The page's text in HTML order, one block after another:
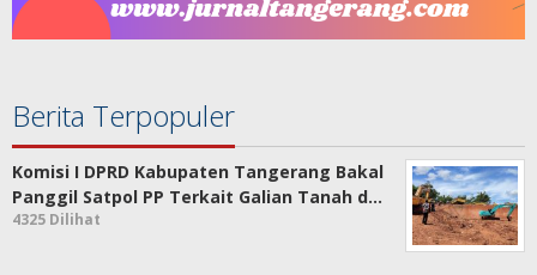
Berita Terpopuler
Komisi I DPRD Kabupaten Tangerang Bakal
Panggil Satpol PP Terkait Galian Tanah d…
4325 Dilihat